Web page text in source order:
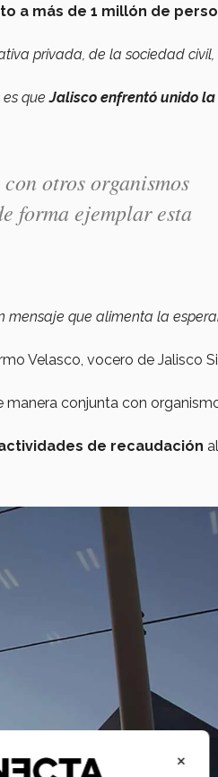
a más de 1 millón de
privada, de la sociedad
es queJalisco enfrentó unido la
otros organismos
forma ejemplar esta
mensaje que alimenta la
Velasco, vocero de Jalisco
manera conjunta con
de recaudación
×